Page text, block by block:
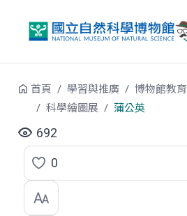
首頁 學習與推廣 博物館教育
科學繪圖展
蒲公英
692
點
選
0